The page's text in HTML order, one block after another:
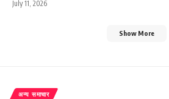
July 11, 2026
Show More
अन्य समाचार